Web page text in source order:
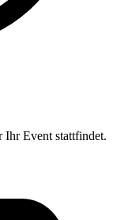
Event stattfindet.